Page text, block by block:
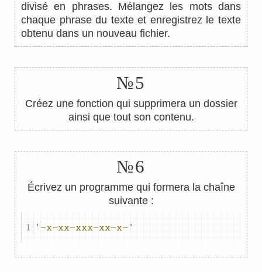
divisé en phrases. Mélangez les mots dans
chaque phrase du texte et enregistrez le texte
obtenu dans un nouveau fichier.
№5
Créez une fonction qui supprimera un dossier
ainsi que tout son contenu.
№6
Écrivez un programme qui formera la chaîne
suivante :
'-x-xx-xxx-xx-x-'